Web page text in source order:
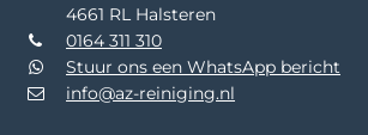
4661 RL Halsteren
0164 311 310
Stuur ons een WhatsApp bericht
info@az-reiniging.nl